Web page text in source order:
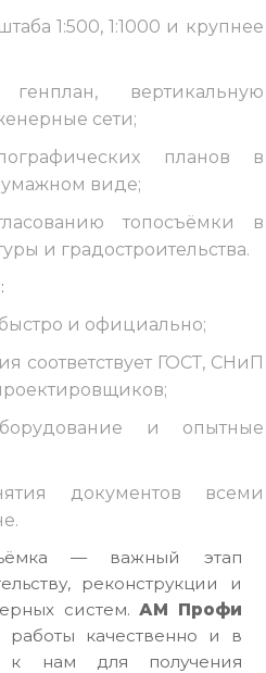
1:500, 1:1000 и крупнее
вертикальную
сети;
планов в
виде;
топосъёмки в
и градостроительства.
и официально;
соответствует ГОСТ, СНиП
и опытные
документов всеми
— важный этап
реконструкции и
систем.АМ Профи
работы качественно и в
к нам для получения